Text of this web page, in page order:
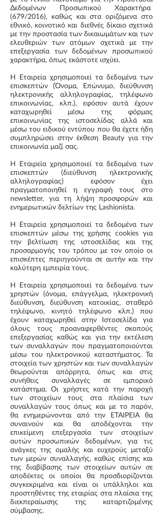
Δεδομένων Προσωπικού Χαρακτήρα
(679/2016), καθώς και στα οριζόμενα στο
εθνικό, κοινοτικό και διεθνές δίκαιο σχετικά
με την προστασία των δικαιωμάτων και των
ελευθεριών των ατόμων σχετικά με την
επεξεργασία των δεδομένων προσωπικού
χαρακτήρα, όπως εκάστοτε ισχύει.
Η Εταιρεία χρησιμοποιεί τα δεδομένα των
επισκεπτών (Όνομα, Επώνυμο, διεύθυνση
ηλεκτρονικής αλληλογραφίας, τηλέφωνο
επικοινωνίας, κλπ.), εφόσον αυτά έχουν
καταχωρηθεί μέσω της φόρμας
επικοινωνίας της ιστοσελίδας αλλά και
μέσω του ειδικού εντύπου που θα έχετε ήδη
συμπληρώσει στην έκθεση Beauty για την
επικοινωνία μαζί σας.
Η Εταιρεία χρησιμοποιεί τα δεδομένα των
επισκεπτών (διεύθυνση ηλεκτρονικής
αλληλογραφίας) εφόσον έχει
πραγματοποιηθεί η εγγραφή τους στο
newsletter, για τη λήψη προσφορών και
ενημερωτικών δελτίων της Lashionista.
Η Εταιρεία χρησιμοποιεί τα δεδομένα των
επισκεπτών μέσω της χρήσης cookies για
την βελτίωση της ιστοσελίδας και της
προσαρμογής του τρόπου με τον οποίο οι
επισκέπτες περιηγούνται σε αυτήν και την
καλύτερη εμπειρία τους.
Η Εταιρεία χρησιμοποιεί τα δεδομένα των
χρηστών (όνομα, επάγγελμα, ηλεκτρονική
διεύθυνση, διεύθυνση κατοικίας, σταθερό
τηλέφωνο, κινητό τηλέφωνο κλπ.) που
έχουν καταχωρηθεί στην Ιστοσελίδα για
όλους τους προαναφερθέντες σκοπούς
επεξεργασίας καθώς και για την εκτέλεση
των συναλλαγών που πραγματοποιούνται
μέσω του ηλεκτρονικού καταστήματος. Τα
στοιχεία των χρηστών και των συναλλαγών
θεωρούνται απόρρητα, όπως και στις
συνήθεις συναλλαγές σε εμπορικό
κατάστημα. Οι χρήστες κατά την παροχή
των στοιχείων τους στα πλαίσια των
συναλλαγών τους όπως και με το παρόν,
θα ενημερώνονται από την ΕΤΑΙΡΕΙΑ θα
συναινούν και θα αποδέχονται την
επικείμενη επεξεργασία των στοιχείων
αυτών προσωπικών δεδομένων, για τις
ανάγκες της ομαλής και ευχερούς μεταξύ
των μερών συναλλαγής, καθώς επίσης και
της διαβίβασης των στοιχείων αυτών σε
αποδέκτες οι οποίοι θα προσδιορίζονται
συγκεκριμένα και είναι οι υπάλληλοι και
προστηθέντες της εταιρίας στα πλαίσια της
διεκπεραίωσης της καταρτιζομένης
σύμβασης.